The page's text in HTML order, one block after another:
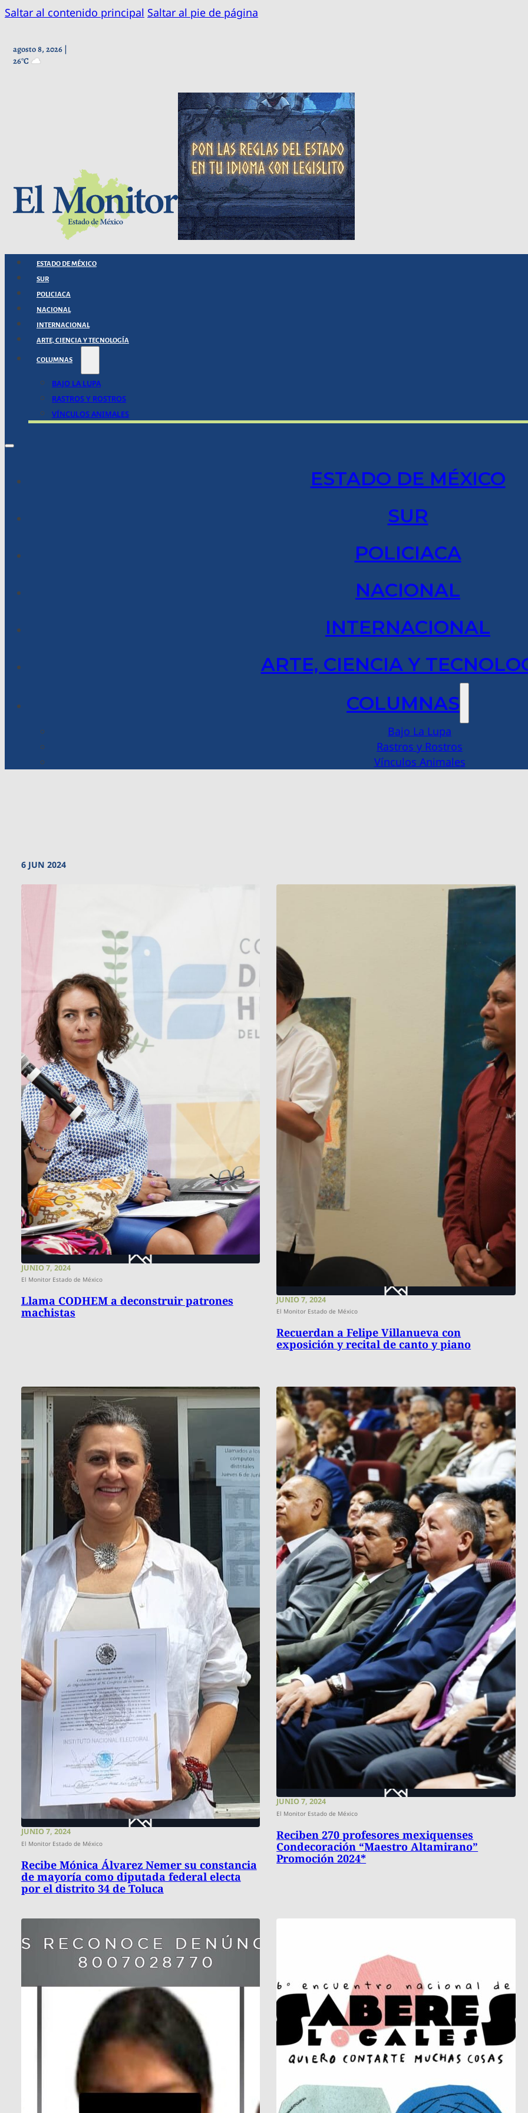
Saltar al contenido principal Saltar al pie de página
agosto 8, 2026 |
26°C
ESTADO DE MÉXICO
SUR
POLICIACA
NACIONAL
INTERNACIONAL
ARTE, CIENCIA Y TECNOLOGÍA
COLUMNAS
BAJO LA LUPA
RASTROS Y ROSTROS
VÍNCULOS ANIMALES
ESTADO DE MÉXICO
SUR
POLICIACA
NACIONAL
INTERNACIONAL
ARTE, CIENCIA Y
COLUMNAS
Bajo La Lupa
Rastros y Rostros
Vínculos Animales
6 JUN 2024
JUNIO 7, 2024
El Monitor Estado de México
Llama CODHEM a deconstruir patrones
machistas
JUNIO 7, 2024
El Monitor Estado de México
Recuerdan a Felipe Villanueva con
exposición y recital de canto y piano
JUNIO 7, 2024
El Monitor Estado de México
Recibe Mónica Álvarez Nemer su constancia
de mayoría como diputada federal electa
por el distrito 34 de Toluca
JUNIO 7, 2024
El Monitor Estado de México
Reciben 270 profesores mexiquenses
Condecoración “Maestro Altamirano”
Promoción 2024*